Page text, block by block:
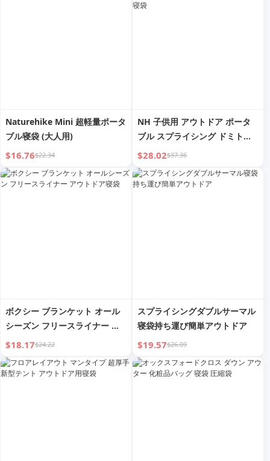
Naturehike Mini 超軽量ポータ
ブル寝袋 (大人用)
$16.76$22.34
NH 子供用 アウトドア ポータ
ブル スプライシング ドミトリ
ー アンチキック 寝袋
$28.02$37.36
ボクシー ブランケット オール
シーズン フリースライナー ア
ウトドア寝袋
$18.17$24.22
スプライシングダブルサーマル
寝袋持ち運び簡単アウトドア
$19.57$26.09